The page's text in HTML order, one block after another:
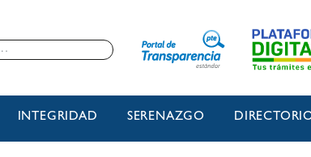
INTEGRIDAD SERENAZGO